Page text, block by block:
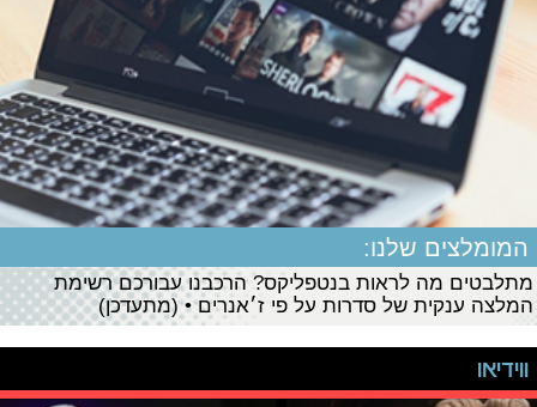
המומלצים שלנו:
מתלבטים מה לראות בנטפליקס? הרכבנו עבורכם רשימת
המלצה ענקית של סדרות על פי ז׳אנרים • (מתעדכן)
ווידיאו